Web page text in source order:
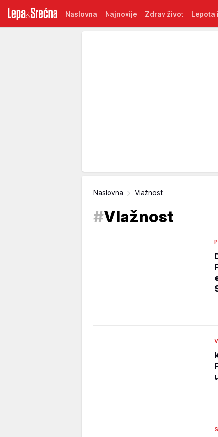
Naslovna Najnovije Zdrav život Lepota
Naslovna Vlažnost
#Vlažnost